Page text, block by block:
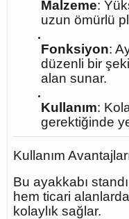
Malzeme:
uzun ömürlü
Fonksiyon:
düzenli bir
alan sunar.
Kullanım:
gerektiğinde
Kullanım
Bu ayakkabı
hem ticari
kolaylık sağlar.